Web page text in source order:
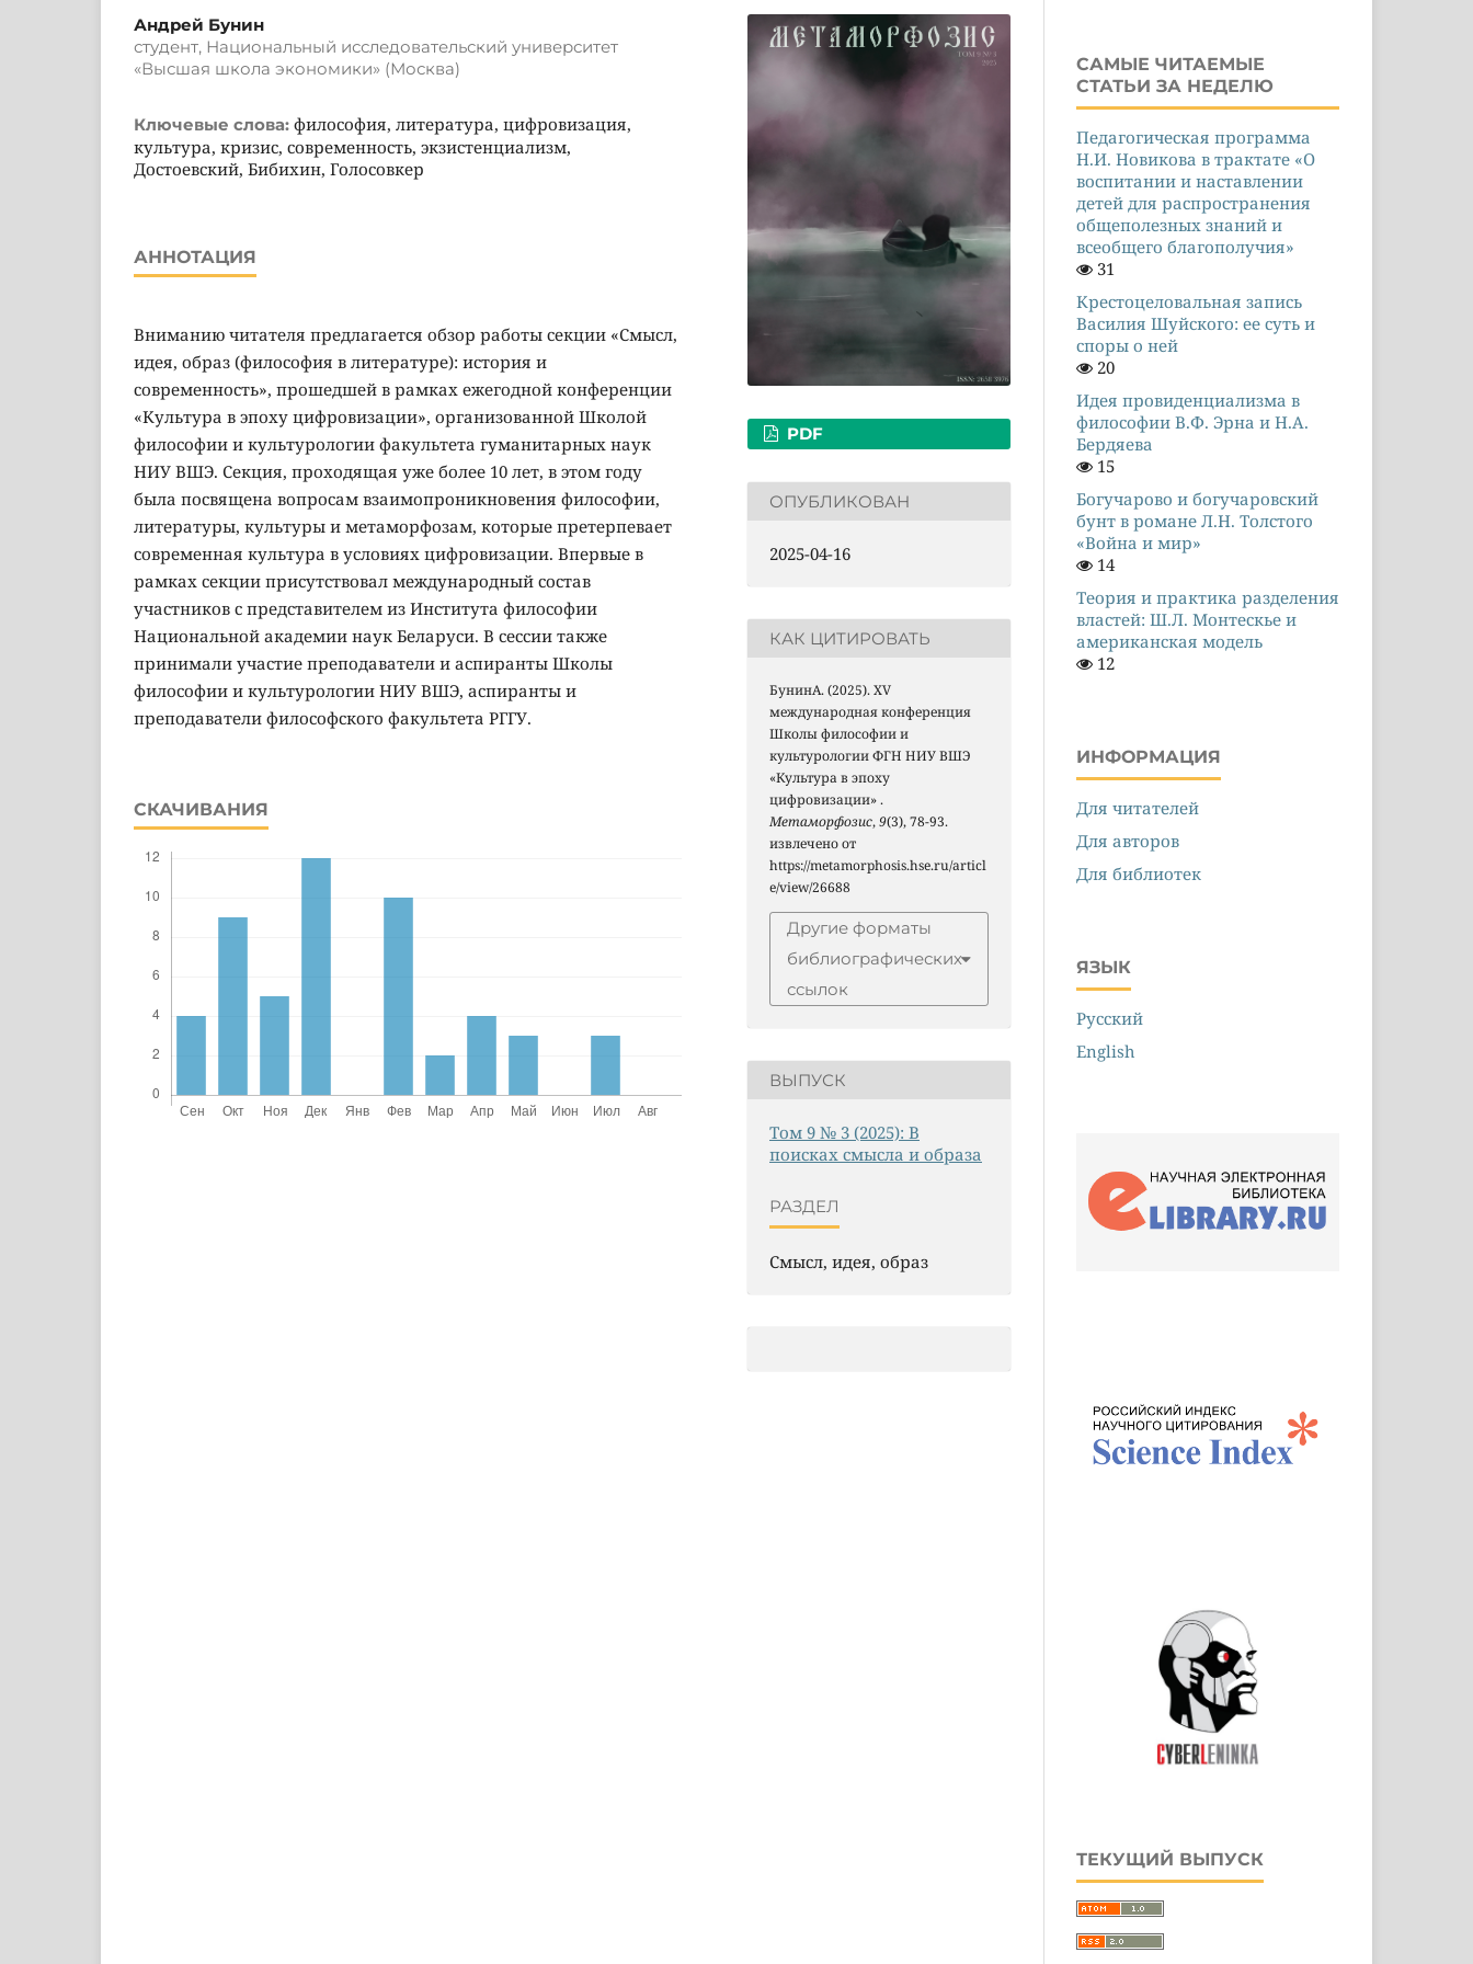
Андрей Бунин
студент, Национальный исследовательский университет
«Высшая школа экономики» (Москва)
Ключевые слова: философия, литература, цифровизация,
культура, кризис, современность, экзистенциализм,
Достоевский, Бибихин, Голосовкер
АННОТАЦИЯ
Вниманию читателя предлагается обзор работы секции «Смысл,
идея, образ (философия в литературе): история и
современность», прошедшей в рамках ежегодной конференции
«Культура в эпоху цифровизации», организованной Школой
философии и культурологии факультета гуманитарных наук
НИУ ВШЭ. Секция, проходящая уже более 10 лет, в этом году
была посвящена вопросам взаимопроникновения философии,
литературы, культуры и метаморфозам, которые претерпевает
современная культура в условиях цифровизации. Впервые в
рамках секции присутствовал международный состав
участников с представителем из Института философии
Национальной академии наук Беларуси. В сессии также
принимали участие преподаватели и аспиранты Школы
философии и культурологии НИУ ВШЭ, аспиранты и
преподаватели философского факультета РГГУ.
СКАЧИВАНИЯ
PDF
ОПУБЛИКОВАН
2025-04-16
КАК ЦИТИРОВАТЬ
БунинА. (2025). XV
международная конференция
Школы философии и
культурологии ФГН НИУ ВШЭ
«Культура в эпоху
цифровизации» .
Метаморфозис,9(3), 78-93.
извлечено от
https://metamorphosis.hse.ru/articl
e/view/26688
Другие форматы
библиографических
ссылок
ВЫПУСК
Том 9 № 3 (2025): В
поисках смысла и образа
РАЗДЕЛ
Смысл, идея, образ
САМЫЕ ЧИТАЕМЫЕ
СТАТЬИ ЗА НЕДЕЛЮ
Педагогическая программа
Н.И. Новикова в трактате «О
воспитании и наставлении
детей для распространения
общеполезных знаний и
всеобщего благополучия»
31
Крестоцеловальная запись
Василия Шуйского: ее суть и
споры о ней
20
Идея провиденциализма в
философии В.Ф. Эрна и Н.А.
Бердяева
15
Богучарово и богучаровский
бунт в романе Л.Н. Толстого
«Война и мир»
14
Теория и практика разделения
властей: Ш.Л. Монтескье и
американская модель
12
ИНФОРМАЦИЯ
Для читателей
Для авторов
Для библиотек
ЯЗЫК
Русский
English
ТЕКУЩИЙ ВЫПУСК